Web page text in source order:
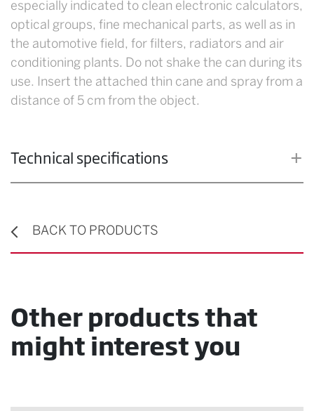
especially indicated to clean electronic calculators,
optical groups, fine mechanical parts, as well as in
the automotive field, for filters, radiators and air
conditioning plants. Do not shake the can during its
use. Insert the attached thin cane and spray from a
distance of 5 cm from the object.
Technical specifications
BACK TO PRODUCTS
Other products that
might interest you